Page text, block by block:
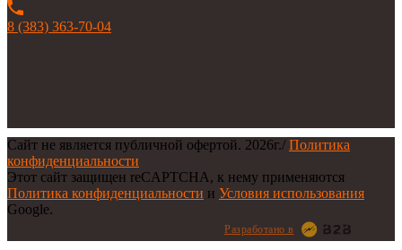
8 (383) 363-70-04
Сайт не является публичной офертой. 2026г./ Политика
конфиденциальности
Этот сайт защищен reCAPTCHA, к нему применяются
Политика конфиденциальности и Условия использования
Google.
Разработано в